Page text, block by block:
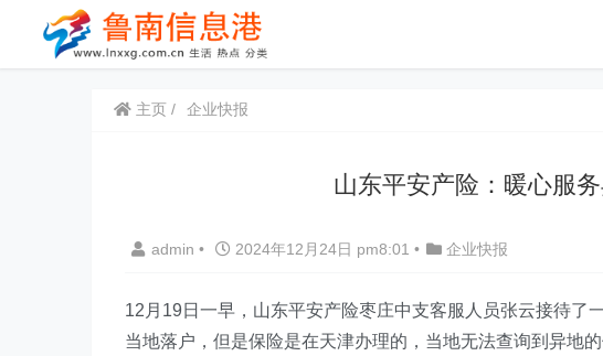
主页 企业快报
山东平安产险：暖心服
admin • 2024年12月24日 pm8:01 • 企业快报
12月 19 日 一早 ， 山东平安产险枣庄中支客服人员张云接待了
当地落户，但是保险是在天津办理的，当地无法查询到异地